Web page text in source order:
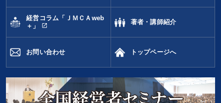
経営コラム「ＪＭＣＡweb
＋」
open_in_new
著者・講師紹介
お問い合わせ トップページへ